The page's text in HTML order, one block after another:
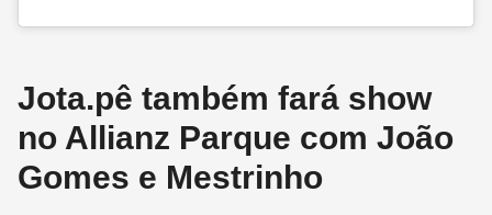
Jota.pê também fará show
no Allianz Parque com João
Gomes e Mestrinho